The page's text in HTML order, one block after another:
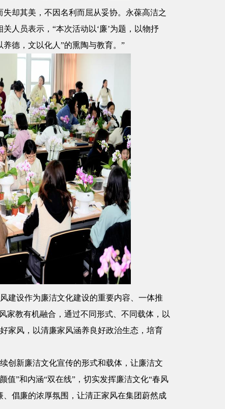
却其美，不因名利而屈从妥协。永葆高洁之
人员表示，“本次活动以‘廉’为题，以物抒
德，文以化人”的熏陶与教育。”
建设作为廉洁文化建设的重要内容、一体推
家教有机融合，通过不同形式、不同载体，以
家风，以清廉家风涵养良好政治生态，培育
创新廉洁文化宣传的形式和载体，让廉洁文
值”和内涵“双在线”，切实发挥廉洁文化“春风
倡廉的浓厚氛围，让清正家风在集团蔚然成